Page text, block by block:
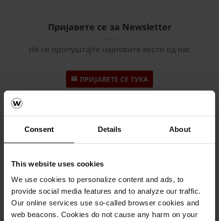
Consent Details About
This website uses cookies
We use cookies to personalize content and ads, to
provide social media features and to analyze our traffic.
Our online services use so-called browser cookies and
web beacons. Cookies do not cause any harm on your
Пријавете се за Newsletter
Не ги пропуштајте најновите вести од нас
ПРИЈАВЕТЕ СЕ ТУКА
Слични статии